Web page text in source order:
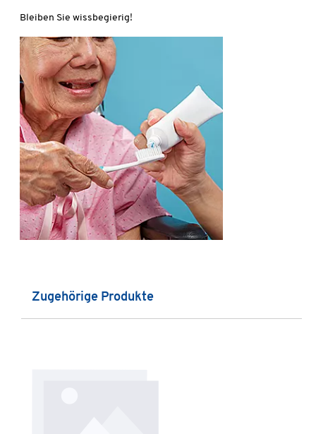
Bleiben Sie wissbegierig!
Produktgalerie überspringen
Zugehörige Produkte